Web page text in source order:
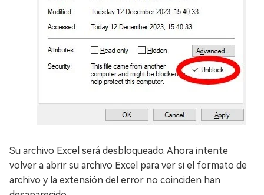
Su archivo Excel será desbloqueado. Ahora intente
volver a abrir su archivo Excel para ver si el formato de
archivo y la extensión del error no coinciden han